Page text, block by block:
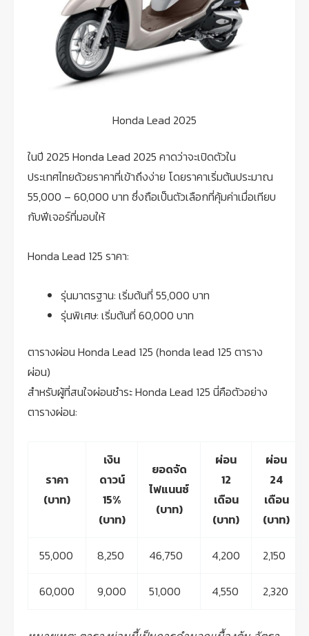
Honda Lead 2025
ในปี 2025 Honda Lead 2025 คาดว่าจะเปิดตัวใน
ประเทศไทยด้วยราคาที่เข้าถึงง่าย โดยราคาเริ่มต้นประมาณ
55,000 – 60,000 บาท ซึ่งถือเป็นตัวเลือกที่คุ้มค่าเมื่อเทียบ
กับฟีเจอร์ที่มอบให้
Honda Lead 125 ราคา:
รุ่นมาตรฐาน: เริ่มต้นที่ 55,000 บาท
รุ่นพิเศษ: เริ่มต้นที่ 60,000 บาท
ตารางผ่อน Honda Lead 125 (honda lead 125 ตาราง
ผ่อน)
สำหรับผู้ที่สนใจผ่อนชำระ Honda Lead 125 นี่คือตัวอย่าง
ตารางผ่อน:
ราคา
(บาท)
เงิน
ดาวน์
15%
(บาท)
ยอดจัด
ไฟแนนซ์
(บาท)
ผ่อน
12
เดือน
(บาท)
ผ่อน
24
เดือน
(บาท)
55,000 8,250 46,750 4,200 2,150
60,000 9,000 51,000 4,550 2,320